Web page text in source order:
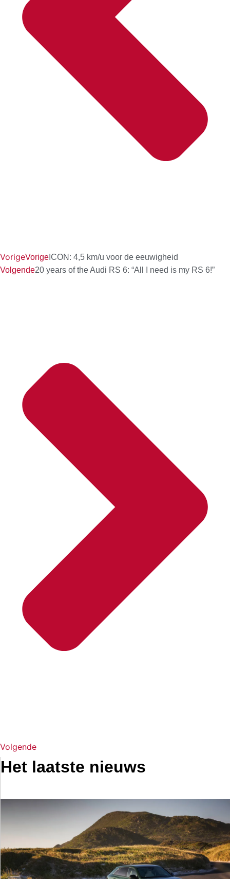
VorigeVorige ICON: 4,5 km/u voor de eeuwigheid
Volgende20 years of the Audi RS 6: “All I need is my RS 6!”
Volgende
Het laatste nieuws